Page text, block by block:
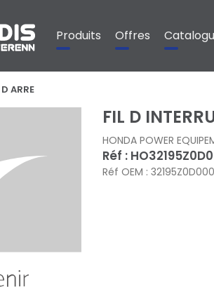
Produits Offres
ARRE
FIL D
HONDA POWER
Réf :
Réf OEM : 32195Z0D000